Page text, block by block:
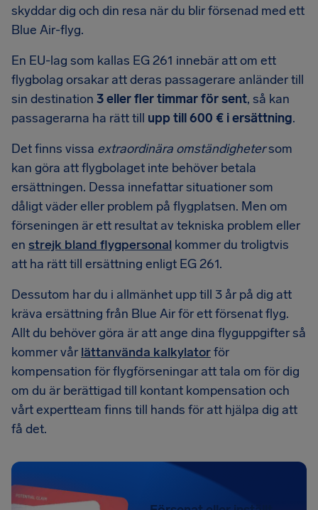
skyddar dig och din resa när du blir försenad med ett
Blue Air-flyg.
En EU-lag som kallas EG 261 innebär att om ett
flygbolag orsakar att deras passagerare anländer till
sin destination 3 eller fler timmar för sent, så kan
passagerarna ha rätt till upp till 600 € i ersättning.
Det finns vissa extraordinära omständighetersom
kan göra att flygbolaget inte behöver betala
ersättningen. Dessa innefattar situationer som
dåligt väder eller problem på flygplatsen. Men om
förseningen är ett resultat av tekniska problem eller
en strejk bland flygpersonal kommer du troligtvis
att ha rätt till ersättning enligt EG 261.
Dessutom har du i allmänhet upp till 3 år på dig att
kräva ersättning från Blue Air för ett försenat flyg.
Allt du behöver göra är att ange dina flyguppgifter så
kommer vår lättanvända kalkylatorför
kompensation för flygförseningar att tala om för dig
om du är berättigad till kontant kompensation och
vårt expertteam finns till hands för att hjälpa dig att
få det.